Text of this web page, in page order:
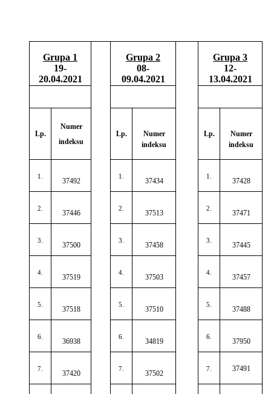
Grupa 1
19-
20.04.2021
Grupa 2
08-
09.04.2021
Grupa 3
12-
13.04.2021
Lp.
Numer
indeksu
Lp.
Numer
indeksu
Lp.
Numer
indeksu
1.
37492
1.
37434
1.
37428
2.
37446
2.
37513
2.
37471
3.
37500
3.
37458
3.
37445
4.
37519
4.
37503
4.
37457
5.
37518
5.
37510
5.
37488
6.
36938
6.
34819
6.
37950
7.
37420
7.
37502
7. 37491